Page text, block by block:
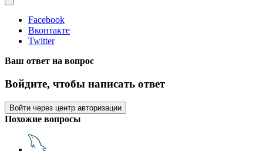
Facebook
Вконтакте
Twitter
Ваш ответ на вопрос
Войдите, чтобы написать ответ
Войти через центр авторизации
Похожие вопросы